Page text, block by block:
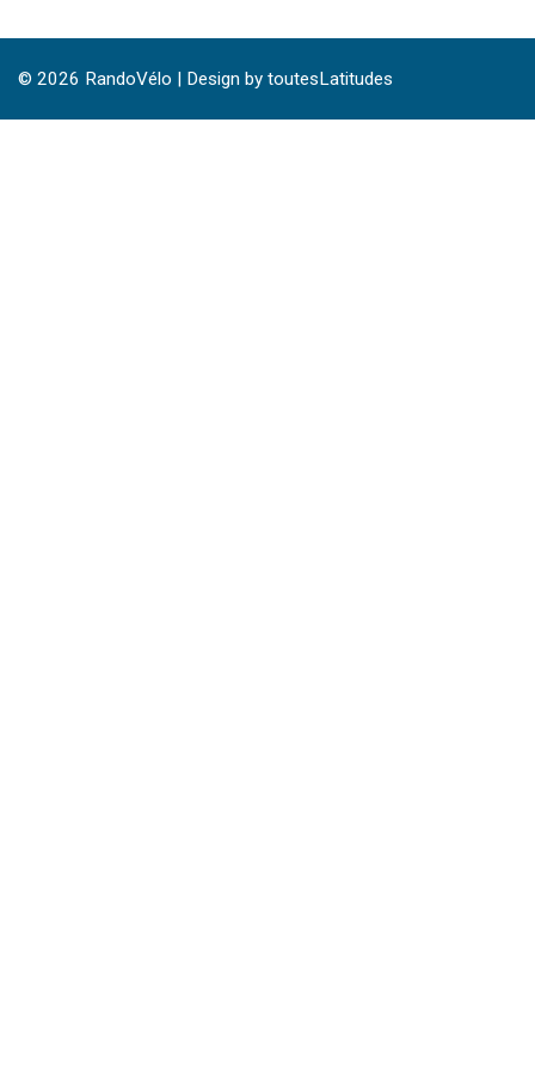
© 2026 RandoVélo | Design by toutesLatitudes